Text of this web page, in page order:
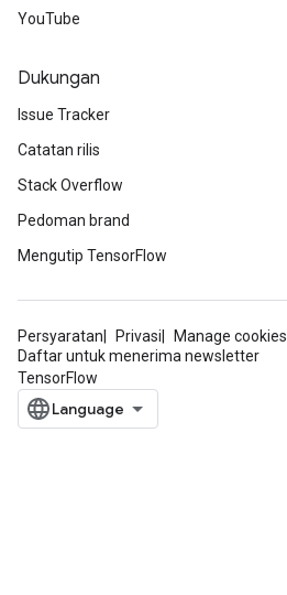
YouTube
Dukungan
Issue Tracker
Catatan rilis
Stack Overflow
Pedoman brand
Mengutip TensorFlow
Persyaratan Privasi
Manage cookies
Daftar untuk menerima newsletter
TensorFlow